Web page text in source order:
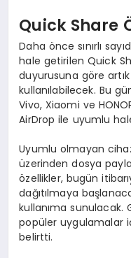
Quick Share
Daha önce sınırlı
hale getirilen Quick
duyurusuna göre
kullanılabilecek. Bu
Vivo, Xiaomi ve
AirDrop ile uyumlu
Uyumlu olmayan
üzerinden dosya
özellikler, bugün
dağıtılmaya
kullanıma sunulacak.
popüler uygulamalar
belirtti.